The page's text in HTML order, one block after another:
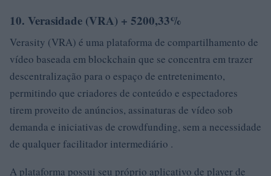
10. Verasidade (VRA) + 5200,33%
Verasity (VRA) é uma plataforma de compartilhamento de
vídeo baseada em blockchain que se concentra em trazer
descentralização para o espaço de entretenimento,
permitindo que criadores de conteúdo e espectadores
tirem proveito de anúncios, assinaturas de vídeo sob
demanda e iniciativas de crowdfunding, sem a necessidade
de qualquer facilitador intermediário .
A plataforma possui seu próprio aplicativo de player de